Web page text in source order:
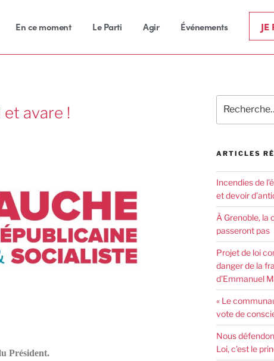
En ce moment Le Parti Agir Événements JE
avare !
Président.
ARTICLES
Incendies de
et devoir
À Grenoble, la
passeront pas
Projet de loi
danger de la
d’Emmanuel
« Le
vote de
Nous
Loi, c’est le